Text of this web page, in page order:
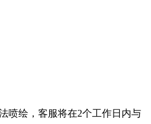
喷绘，客服将在2个工作日内与